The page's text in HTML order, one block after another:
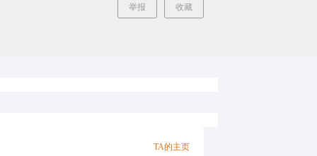
收藏
举报
TA的主页